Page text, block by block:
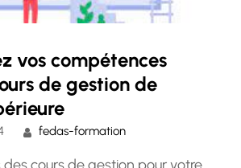
vos compétences
de gestion de
fedas-formation